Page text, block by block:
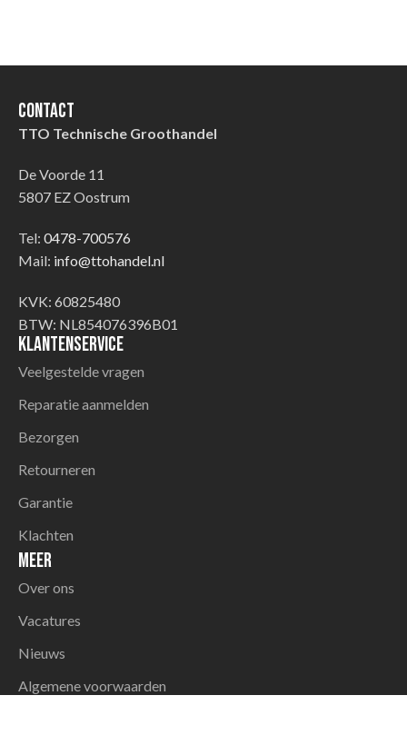
Contact
TTO Technische Groothandel
De Voorde 11
5807 EZ Oostrum
Tel: 0478-700576
Mail: info@ttohandel.nl
KVK: 60825480
BTW: NL854076396B01
Klantenservice
Veelgestelde vragen
Reparatie aanmelden
Bezorgen
Retourneren
Garantie
Klachten
Meer
Over ons
Vacatures
Nieuws
Algemene voorwaarden